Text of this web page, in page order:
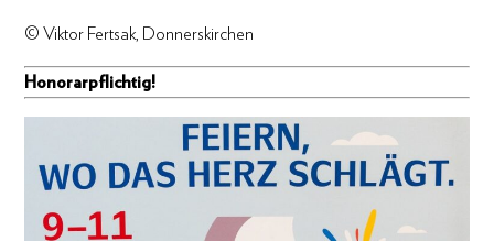
© Viktor Fertsak, Donnerskirchen
Honorarpflichtig!